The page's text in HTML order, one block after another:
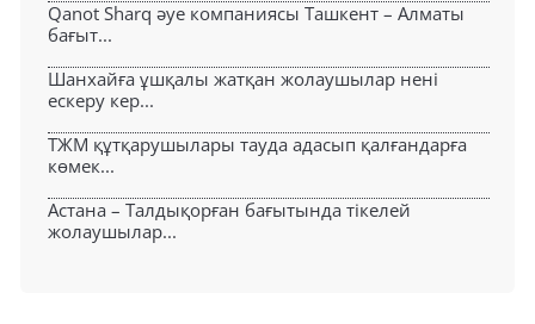
Qanot Sharq әуе компаниясы Ташкент – Алматы
бағыт...
Шанхайға ұшқалы жатқан жолаушылар нені
ескеру кер...
ТЖМ құтқарушылары тауда адасып қалғандарға
көмек...
Астана – Талдықорған бағытында тікелей
жолаушылар...